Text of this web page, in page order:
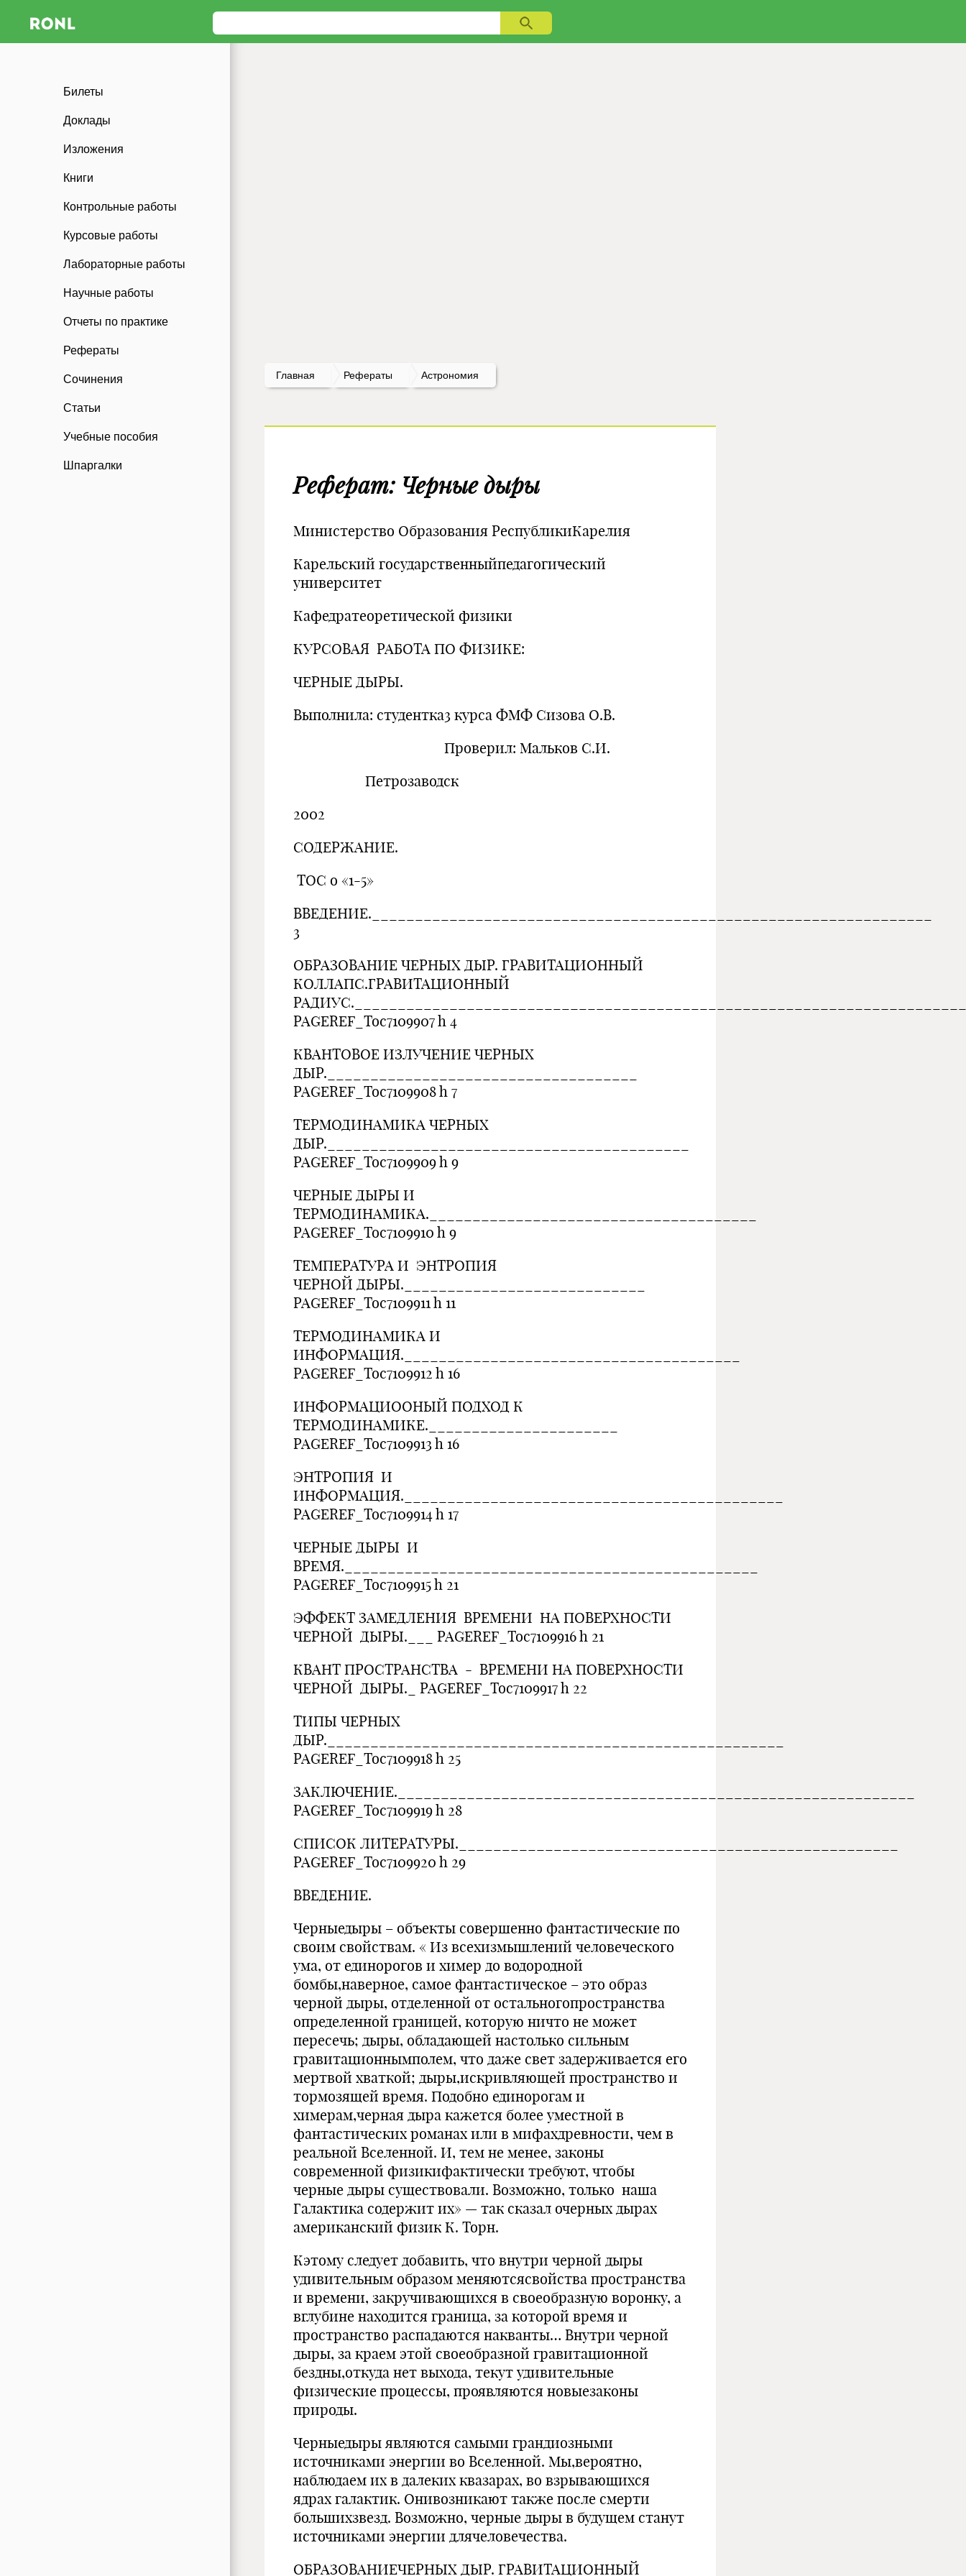
Билеты
Доклады
Изложения
Книги
Контрольные работы
Курсовые работы
Лабораторные работы
Научные работы
Отчеты по практике
Рефераты
Сочинения
Статьи
Учебные пособия
Шпаргалки
Главная Рефераты Астрономия
Реферат: Черные дыры
Министерство Образования РеспубликиКарелия
Карельский государственныйпедагогический
университет
Кафедратеоретической физики
КУРСОВАЯ РАБОТА ПО ФИЗИКЕ:
ЧЕРНЫЕ ДЫРЫ.
Выполнила: студентка3 курса ФМФ Сизова О.В.
Проверил: Мальков С.И.
Петрозаводск
2002
СОДЕРЖАНИЕ.
TOC o «1-5»
ВВЕДЕНИЕ._________________________________________________________________
3
ОБРАЗОВАНИЕ ЧЕРНЫХ ДЫР. ГРАВИТАЦИОННЫЙ
КОЛЛАПС.ГРАВИТАЦИОННЫЙ
PAGEREF_Toc7109907 h 4
КВАНТОВОЕ ИЗЛУЧЕНИЕ ЧЕРНЫХ
ДЫР.____________________________________
PAGEREF_Toc7109908 h 7
ТЕРМОДИНАМИКА ЧЕРНЫХ
ДЫР.__________________________________________
PAGEREF_Toc7109909 h 9
ЧЕРНЫЕ ДЫРЫ И
ТЕРМОДИНАМИКА.______________________________________
PAGEREF_Toc7109910 h 9
ТЕМПЕРАТУРА И ЭНТРОПИЯ
ЧЕРНОЙ ДЫРЫ.____________________________
PAGEREF_Toc7109911 h 11
ТЕРМОДИНАМИКА И
ИНФОРМАЦИЯ._______________________________________
PAGEREF_Toc7109912 h 16
ИНФОРМАЦИООНЫЙ ПОДХОД К
ТЕРМОДИНАМИКЕ.______________________
PAGEREF_Toc7109913 h 16
ЭНТРОПИЯ И
ИНФОРМАЦИЯ.____________________________________________
PAGEREF_Toc7109914 h 17
ЧЕРНЫЕ ДЫРЫ И
ВРЕМЯ.________________________________________________
PAGEREF_Toc7109915 h 21
ЭФФЕКТ ЗАМЕДЛЕНИЯ ВРЕМЕНИ НА ПОВЕРХНОСТИ
ЧЕРНОЙ ДЫРЫ.___ PAGEREF_Toc7109916 h 21
КВАНТ ПРОСТРАНСТВА - ВРЕМЕНИ НА ПОВЕРХНОСТИ
ЧЕРНОЙ ДЫРЫ._ PAGEREF_Toc7109917 h 22
ТИПЫ ЧЕРНЫХ
ДЫР._____________________________________________________
PAGEREF_Toc7109918 h 25
ЗАКЛЮЧЕНИЕ.____________________________________________________________
PAGEREF_Toc7109919 h 28
СПИСОК ЛИТЕРАТУРЫ.___________________________________________________
PAGEREF_Toc7109920 h 29
ВВЕДЕНИЕ.
Черныедыры – объекты совершенно фантастические по
своим свойствам. « Из всехизмышлений человеческого
ума, от единорогов и химер до водородной
бомбы,наверное, самое фантастическое – это образ
черной дыры, отделенной от остальногопространства
определенной границей, которую ничто не может
пересечь; дыры, обладающей настолько сильным
гравитационнымполем, что даже свет задерживается его
мертвой хваткой; дыры,искривляющей пространство и
тормозящей время. Подобно единорогам и
химерам,черная дыра кажется более уместной в
фантастических романах или в мифахдревности, чем в
реальной Вселенной. И, тем не менее, законы
современной физикифактически требуют, чтобы
черные дыры существовали. Возможно, только наша
Галактика содержит их» — так сказал очерных дырах
американский физик К. Торн.
Кэтому следует добавить, что внутри черной дыры
удивительным образом меняютсясвойства пространства
и времени, закручивающихся в своеобразную воронку, а
вглубине находится граница, за которой время и
пространство распадаются накванты… Внутри черной
дыры, за краем этой своеобразной гравитационной
бездны,откуда нет выхода, текут удивительные
физические процессы, проявляются новыезаконы
природы.
Черныедыры являются самыми грандиозными
источниками энергии во Вселенной. Мы,вероятно,
наблюдаем их в далеких квазарах, во взрывающихся
ядрах галактик. Онивозникают также после смерти
большихзвезд. Возможно, черные дыры в будущем станут
источниками энергии длячеловечества.
ОБРАЗОВАНИЕЧЕРНЫХ ДЫР. ГРАВИТАЦИОННЫЙ